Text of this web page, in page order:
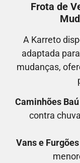
Frota de
A Karreto
adaptada
mudanças,
Caminhões Baú
contra
Vans e Furgões